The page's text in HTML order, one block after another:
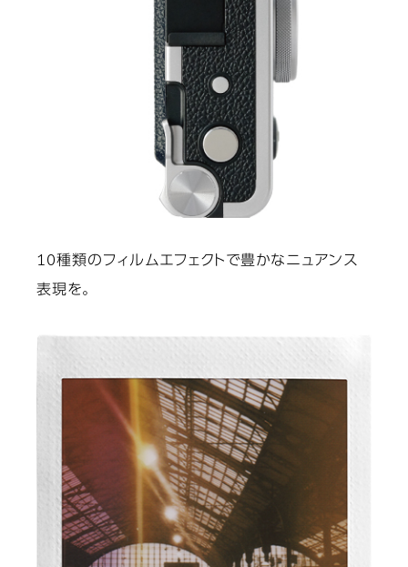
10種類のフィルムエフェクトで豊かなニュアンス
表現を。